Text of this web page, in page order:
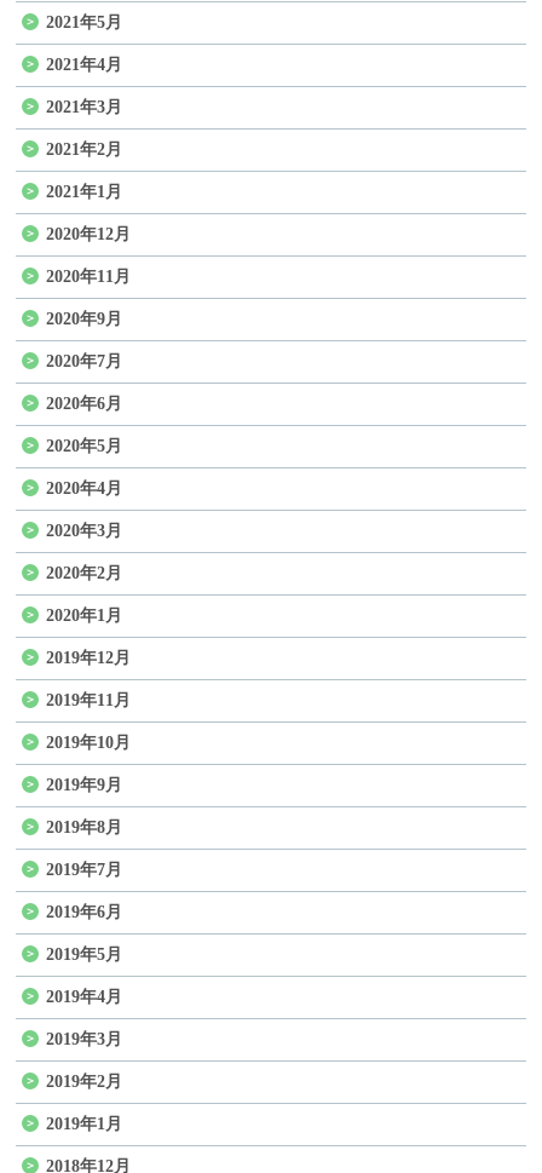
2021年5月
2021年4月
2021年3月
2021年2月
2021年1月
2020年12月
2020年11月
2020年9月
2020年7月
2020年6月
2020年5月
2020年4月
2020年3月
2020年2月
2020年1月
2019年12月
2019年11月
2019年10月
2019年9月
2019年8月
2019年7月
2019年6月
2019年5月
2019年4月
2019年3月
2019年2月
2019年1月
2018年12月